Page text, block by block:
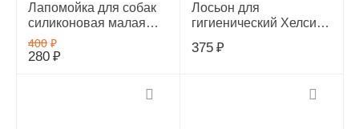
Лапомойка для собак
силиконовая малая
(Красная) 21031, 21031
400 ₽
280 ₽
Лосьон для
гигиенический Хелси
375 ₽